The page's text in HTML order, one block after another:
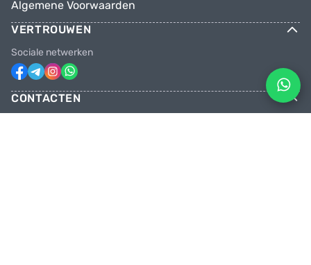
Algemene Voorwaarden
VERTROUWEN
Sociale netwerken
CONTACTEN